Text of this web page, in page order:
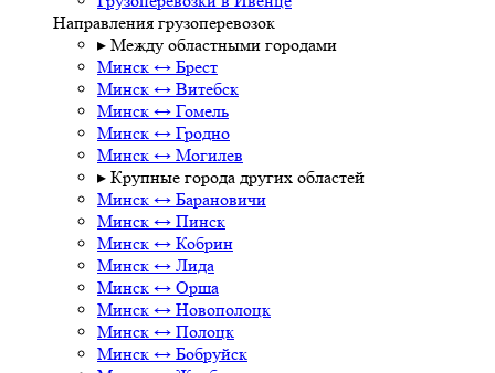
Направления грузоперевозок
▸ Между областными городами
Минск ↔ Брест
Минск ↔ Витебск
Минск ↔ Гомель
Минск ↔ Гродно
Минск ↔ Могилев
▸ Крупные города других областей
Минск ↔ Барановичи
Минск ↔ Пинск
Минск ↔ Кобрин
Минск ↔ Лида
Минск ↔ Орша
Минск ↔ Новополоцк
Минск ↔ Полоцк
Минск ↔ Бобруйск